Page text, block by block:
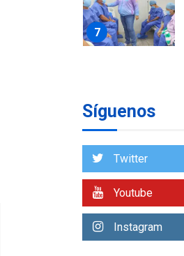
7
1
Síguenos
Twitter
Youtube
Instagram